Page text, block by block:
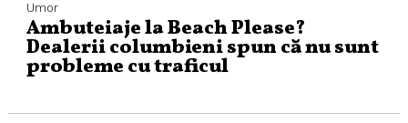
Umor
Ambuteiaje la Beach Please?
Dealerii columbieni spun că nu sunt
probleme cu traficul